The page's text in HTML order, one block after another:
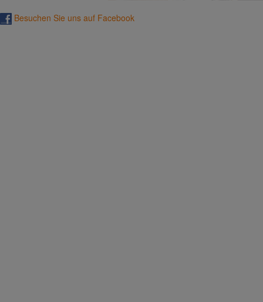
Besuchen Sie uns auf Facebook